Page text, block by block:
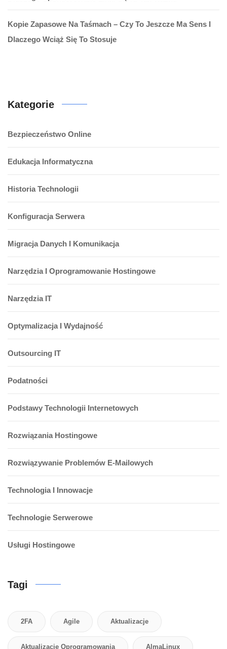
Kopie Zapasowe Na Taśmach – Czy To Jeszcze Ma Sens I
Dlaczego Wciąż Się To Stosuje
Kategorie
Bezpieczeństwo Online
Edukacja Informatyczna
Historia Technologii
Konfiguracja Serwera
Migracja Danych I Komunikacja
Narzędzia I Oprogramowanie Hostingowe
Narzędzia IT
Optymalizacja I Wydajność
Outsourcing IT
Podatności
Podstawy Technologii Internetowych
Rozwiązania Hostingowe
Rozwiązywanie Problemów E-Mailowych
Technologia I Innowacje
Technologie Serwerowe
Usługi Hostingowe
Tagi
2FA Agile Aktualizacje
Aktualizacje Oprogramowania AlmaLinux